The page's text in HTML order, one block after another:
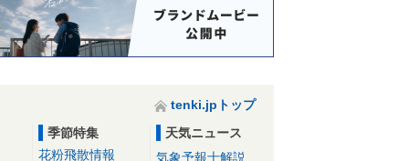
tenki.jpトップ
季節特集
花粉飛散情報
天気ニュース
気象予報士解説